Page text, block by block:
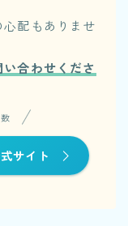
配もありませ
合わせくださ
サイト